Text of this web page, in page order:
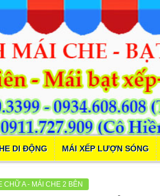
DI ĐỘNG MÁI XẾP LƯỢN SÓNG
CHỮ A - MÁI CHE 2 BÊN